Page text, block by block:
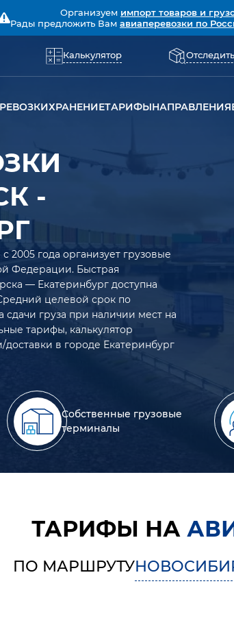
Организуем импорт товаров и
Рады предложить Вам авиаперевозки по
Калькулятор
ХРАНЕНИЕТАРИФЫНАПРАВЛЕНИЯ
-
года организует грузовые
Федерации. Быстрая
— Екатеринбург доступна
целевой срок по
груза при наличии мест на
тарифы, калькулятор
в городе Екатеринбург
Собственные грузовые
терминалы
ТАРИФЫ НА
ПО МАРШРУТУ